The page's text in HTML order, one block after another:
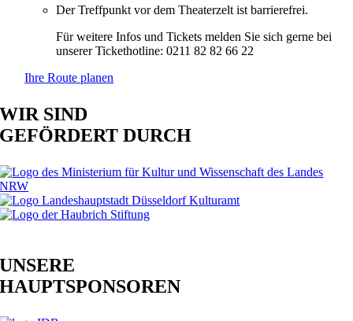
Der Treffpunkt vor dem Theaterzelt ist barrierefrei.
Für weitere Infos und Tickets melden Sie sich gerne bei
unserer Tickethotline: 0211 82 82 66 22
Ihre Route planen
WIR SIND
GEFÖRDERT DURCH
UNSERE
HAUPTSPONSOREN